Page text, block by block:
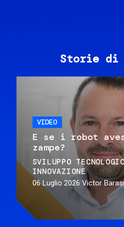
Storie di
VIDEO
E se i robot
zampe?
SVILUPPO
INNOVAZIONE
06 Luglio 2026 Victor